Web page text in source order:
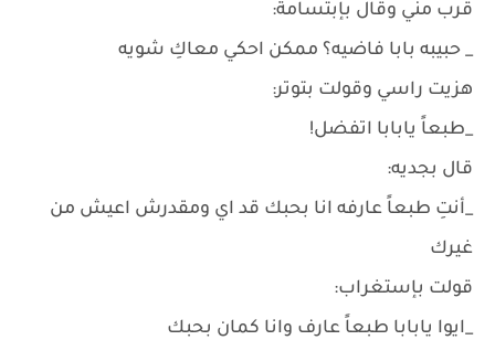
قرب مني وقال بإبتسامة:
_ حبيبه بابا فاضيه؟ ممكن احكي معاكِ شويه
هزيت راسي وقولت بتوتر:
_طبعاً يابابا اتفضل!
قال بجديه:
_أنتِ طبعاً عارفه انا بحبك قد اي ومقدرش اعيش من
غيرك
قولت بإستغراب:
_ايوا يابابا طبعاً عارف وانا كمان بحبك